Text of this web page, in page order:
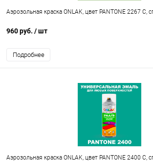
Аэрозольная краска ONLAK, цвет PANTONE 2267 C,
960 руб. / шт
Подробнее
Аэрозольная краска ONLAK, цвет PANTONE 2400 C,